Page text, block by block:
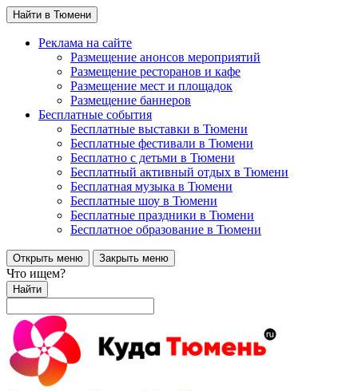
Найти в Тюмени
Реклама на сайте
Размещение анонсов мероприятий
Размещение ресторанов и кафе
Размещение мест и площадок
Размещение баннеров
Бесплатные события
Бесплатные выставки в Тюмени
Бесплатные фестивали в Тюмени
Бесплатно с детьми в Тюмени
Бесплатный активный отдых в Тюмени
Бесплатная музыка в Тюмени
Бесплатные шоу в Тюмени
Бесплатные праздники в Тюмени
Бесплатное образование в Тюмени
Открыть меню Закрыть меню
Что ищем?
Найти